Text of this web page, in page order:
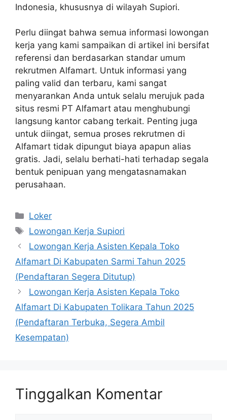
Indonesia, khususnya di wilayah Supiori.
Perlu diingat bahwa semua informasi lowongan
kerja yang kami sampaikan di artikel ini bersifat
referensi dan berdasarkan standar umum
rekrutmen Alfamart. Untuk informasi yang
paling valid dan terbaru, kami sangat
menyarankan Anda untuk selalu merujuk pada
situs resmi PT Alfamart atau menghubungi
langsung kantor cabang terkait. Penting juga
untuk diingat, semua proses rekrutmen di
Alfamart tidak dipungut biaya apapun alias
gratis. Jadi, selalu berhati-hati terhadap segala
bentuk penipuan yang mengatasnamakan
perusahaan.
Kategori
Loker
Tag
Lowongan Kerja Supiori
Lowongan Kerja Asisten Kepala Toko
Alfamart Di Kabupaten Sarmi Tahun 2025
(Pendaftaran Segera Ditutup)
Lowongan Kerja Asisten Kepala Toko
Alfamart Di Kabupaten Tolikara Tahun 2025
(Pendaftaran Terbuka, Segera Ambil
Kesempatan)
Tinggalkan Komentar